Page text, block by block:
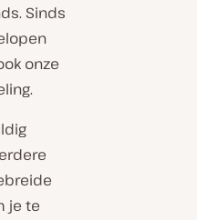
Sinds
onze
je te